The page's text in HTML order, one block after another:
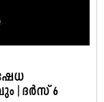
| ദർസ് 6